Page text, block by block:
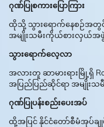
ဂုဏ်ပြုစကားပြောကြား
ထိုသို့ သွားရောက်နေစဉ်အတွင်
အမျိုးသမီးကိုယ်စားလှယ်အဖွဲ့ဝ
သွားရောက်လေ့လာ
အလားတူ ဆာမားရားမြို့ရှိ
အပြည်ပြည်ဆိုင်ရာ အမျိုးသမီ
ဂုဏ်ပြုပန်းစည်းပေးအပ်
ထို့အပြင် နိုင်ငံတော်စီမံအုပ်ချု